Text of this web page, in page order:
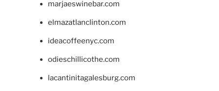
marjaeswinebar.com
elmazatlanclinton.com
ideacoffeenyc.com
odieschillicothe.com
lacantinitagalesburg.com